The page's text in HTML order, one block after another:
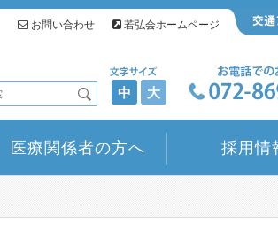
お問い合わせ 若弘会ホームページ
中 大
医療関係者の方へ 採用情